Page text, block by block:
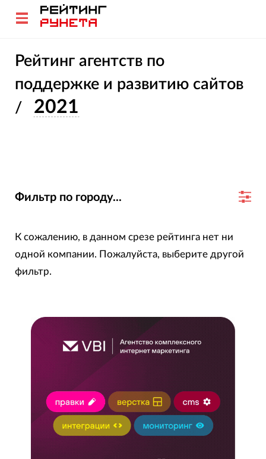
Рейтинг агентств по
поддержке и развитию сайтов
/
2021
Фильтр по городу...
К сожалению, в данном срезе рейтинга нет ни
одной компании. Пожалуйста, выберите другой
фильтр.